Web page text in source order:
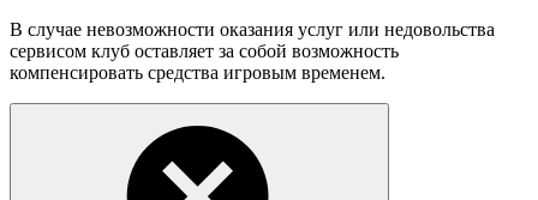
В случае невозможности оказания услуг или недовольства
сервисом клуб оставляет за собой возможность
компенсировать средства игровым временем.